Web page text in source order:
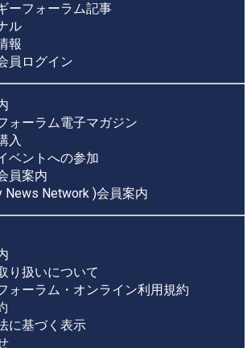
ーフォーラム記事
ル
報
員ログイン
ォーラム電子マガジン
入
ベントへの参加
員案内
News Network )会員案内
り扱いについて
ォーラム・オンライン利用規約
に基づく表示